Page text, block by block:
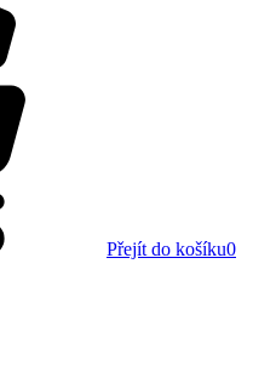
Přejít do košíku0